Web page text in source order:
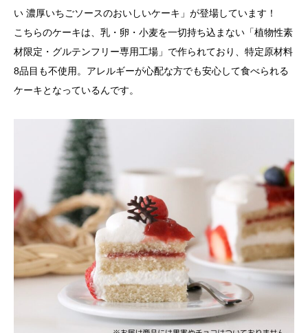
い 濃厚いちごソースのおいしいケーキ」が登場しています！
こちらのケーキは、乳・卵・小麦を一切持ち込まない「植物性素
材限定・グルテンフリー専用工場」で作られており、特定原材料
8品目も不使用。アレルギーが心配な方でも安心して食べられる
ケーキとなっているんです。